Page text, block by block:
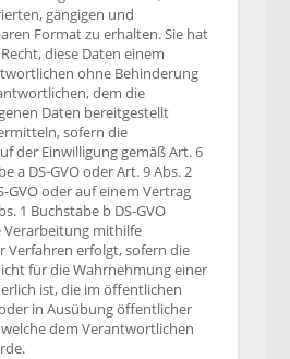
gängigen und
Format zu erhalten. Sie hat
diese Daten einem
ohne Behinderung
dem die
Daten bereitgestellt
sofern die
der Einwilligung gemäß Art. 6
a DS-GVO oder Art. 9 Abs. 2
GVO oder auf einem Vertrag
1 Buchstabe b DS-GVO
mithilfe
Verfahren erfolgt, sofern die
für die Wahrnehmung einer
ist, die im öffentlichen
in Ausübung öffentlicher
dem Verantwortlichen